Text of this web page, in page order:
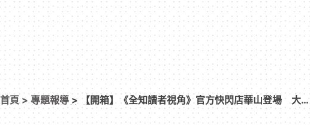
首頁 >專題報導 > 【開箱】《全知讀者視角》官方快閃店華山登場 大批
讀者到場搶購限定商品